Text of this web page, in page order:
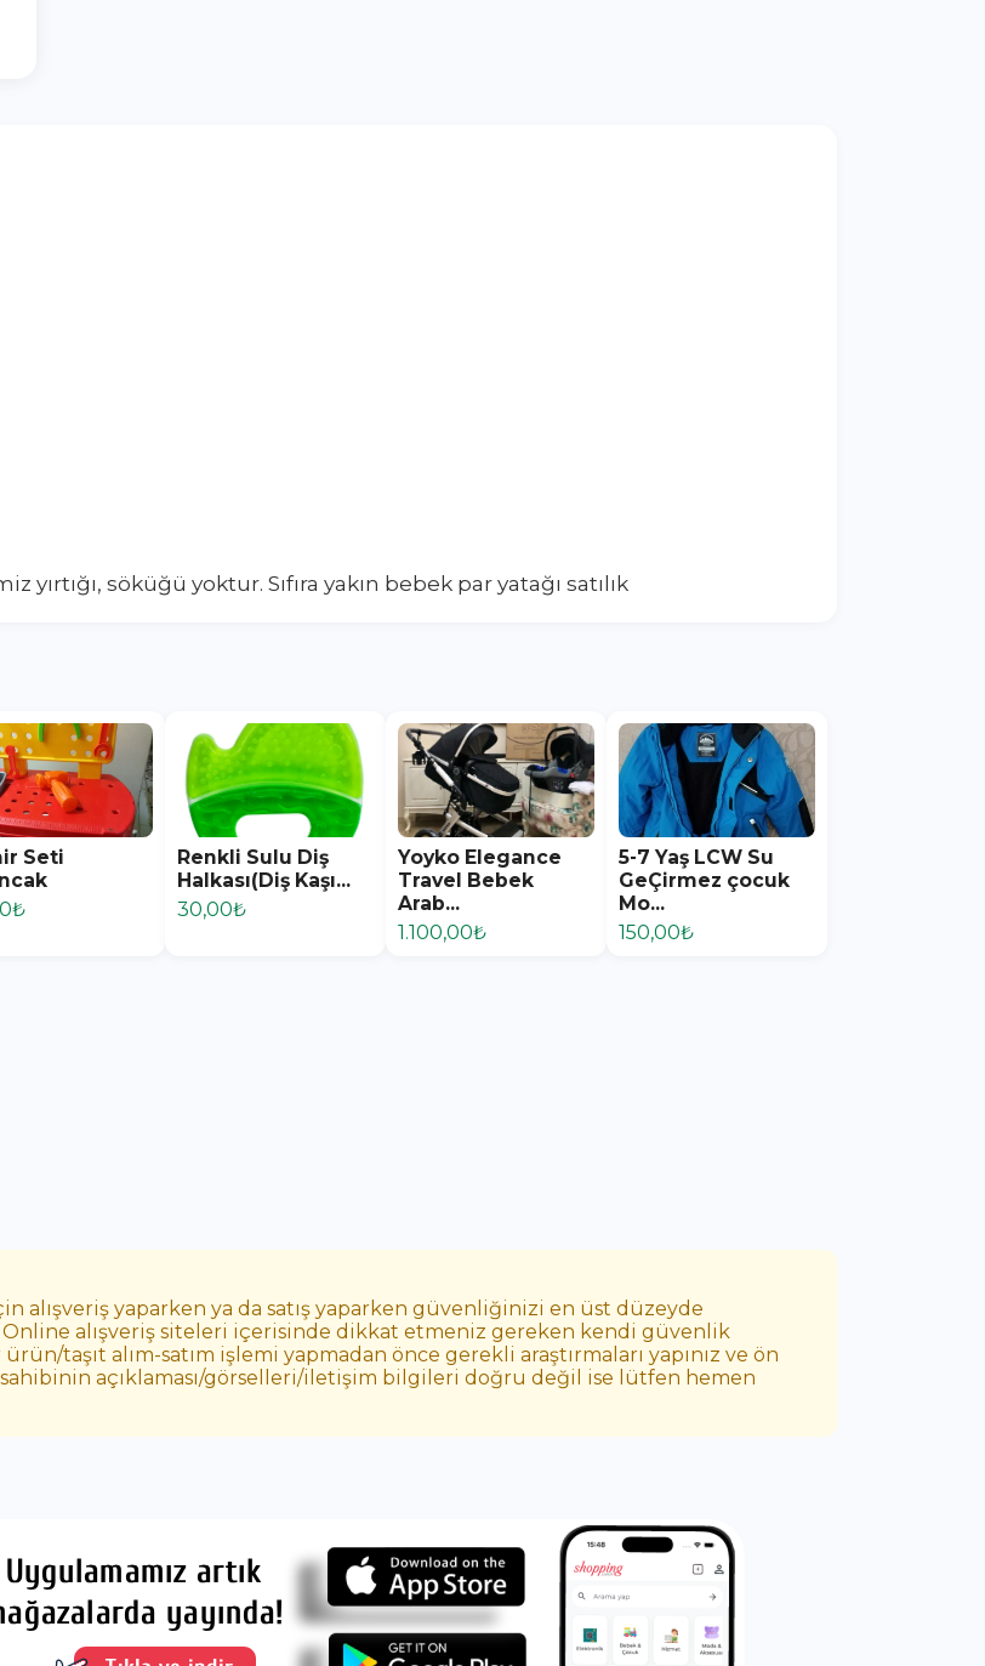
söküğü yoktur. Sıfıra yakın bebek par yatağı satılık
Seti
Renkli Sulu Diş
Halkası(Diş Kaşı...
30,00₺
Yoyko Elegance
Travel Bebek
Arab...
1.100,00₺
5-7 Yaş LCW Su
GeÇirmez çocuk
Mo...
150,00₺
alışveriş yaparken ya da satış yaparken güvenliğinizi en üst düzeyde
Online alışveriş siteleri içerisinde dikkat etmeniz gereken kendi güvenlik
taşıt alım-satım işlemi yapmadan önce gerekli araştırmaları yapınız ve ön
açıklaması/görselleri/iletişim bilgileri doğru değil ise lütfen hemen